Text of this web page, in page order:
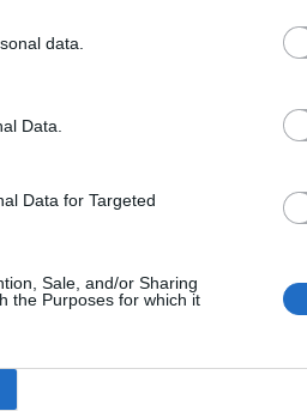
data.
Data.
Data for Targeted
Sale, and/or Sharing
the Purposes for which it
mieux
où l'on
ON L'APPELLE "LE
beaux moments de ...